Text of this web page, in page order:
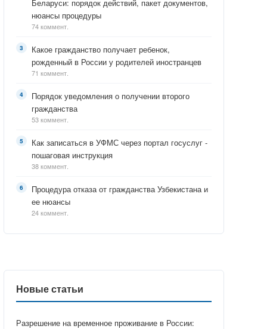
Беларуси: порядок действий, пакет документов,
нюансы процедуры
74 коммент.
Какое гражданство получает ребенок,
рожденный в России у родителей иностранцев
71 коммент.
Порядок уведомления о получении второго
гражданства
53 коммент.
Как записаться в УФМС через портал госуслуг -
пошаговая инструкция
38 коммент.
Процедура отказа от гражданства Узбекистана и
ее нюансы
24 коммент.
Новые статьи
Разрешение на временное проживание в России: